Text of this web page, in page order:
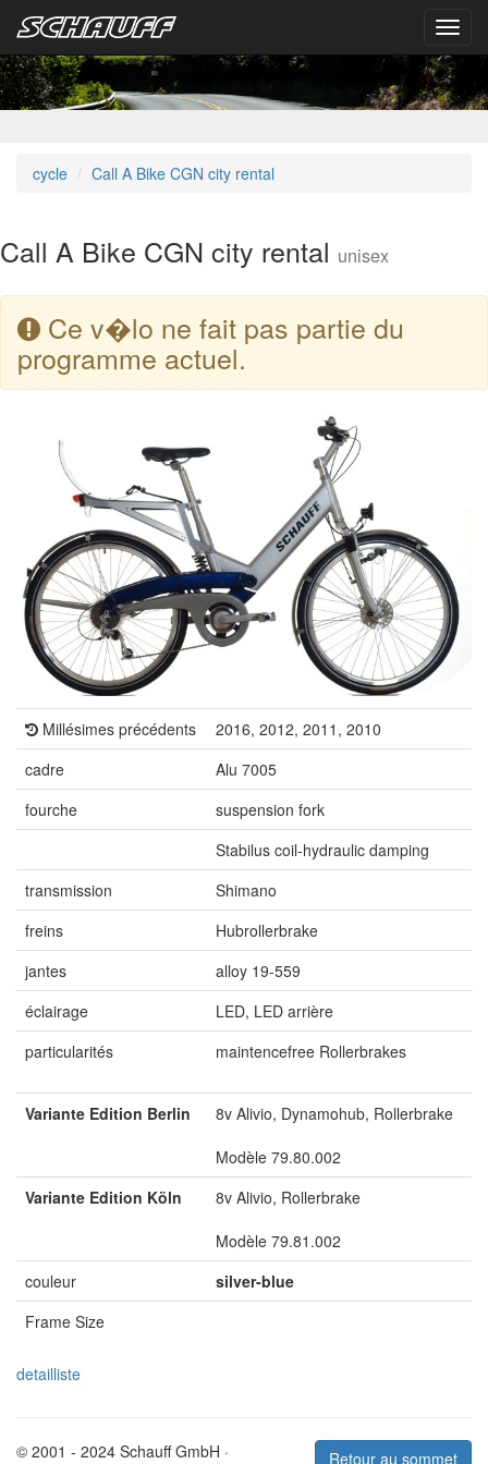
cycle Call A Bike CGN city rental
Call A Bike CGN city rental unisex
Ce v�lo ne fait pas partie du
programme actuel.
Millésimes précédents
2016, 2012, 2011, 2010
cadre
Alu 7005
fourche
suspension fork
Stabilus coil-hydraulic damping
transmission
Shimano
freins
Hubrollerbrake
jantes
alloy 19-559
éclairage
LED, LED arrière
particularités
maintencefree Rollerbrakes
Variante Edition Berlin
8v Alivio, Dynamohub, Rollerbrake
Modèle 79.80.002
Variante Edition Köln
8v Alivio, Rollerbrake
Modèle 79.81.002
couleur
silver-blue
Frame Size
detailliste
Retour au sommet
© 2001 - 2024 Schauff GmbH ·